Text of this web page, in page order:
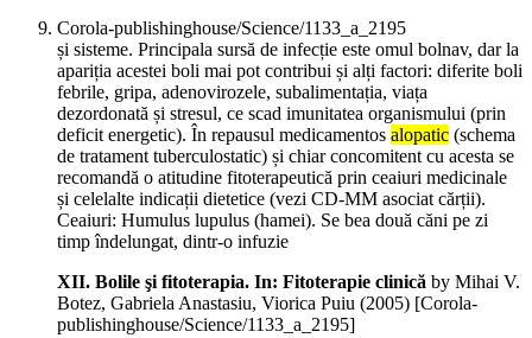
Corola-publishinghouse/Science/1133_a_2195
și sisteme. Principala sursă de infecție este omul bolnav, dar la
apariția acestei boli mai pot contribui și alți factori: diferite boli
febrile, gripa, adenovirozele, subalimentația, viața
dezordonată și stresul, ce scad imunitatea organismului (prin
deficit energetic). În repausul medicamentos alopatic (schema
de tratament tuberculostatic) și chiar concomitent cu acesta se
recomandă o atitudine fitoterapeutică prin ceaiuri medicinale
și celelalte indicații dietetice (vezi CD-MM asociat cărții).
Ceaiuri: Humulus lupulus (hamei). Se bea două căni pe zi
timp îndelungat, dintr-o infuzie
XII. Bolile şi fitoterapia. In: Fitoterapie clinică by Mihai V.
Botez, Gabriela Anastasiu, Viorica Puiu (2005) [Corola-
publishinghouse/Science/1133_a_2195]